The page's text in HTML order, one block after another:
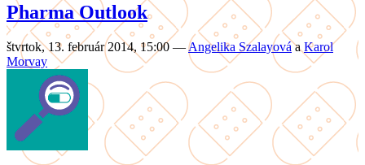
Pharma Outlook
štvrtok, 13. február 2014, 15:00 —Angelika SzalayováaKarol
Morvay